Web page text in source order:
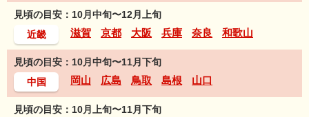
見頃の目安：10月中旬〜12月上旬
近畿
滋賀 京都 大阪 兵庫 奈良 和歌山
見頃の目安：10月中旬〜11月下旬
中国
岡山 広島 鳥取 島根 山口
見頃の目安：10月上旬〜11月下旬